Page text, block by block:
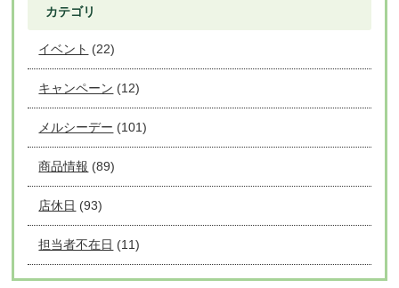
カテゴリ
イベント (22)
キャンペーン (12)
メルシーデー (101)
商品情報 (89)
店休日 (93)
担当者不在日 (11)